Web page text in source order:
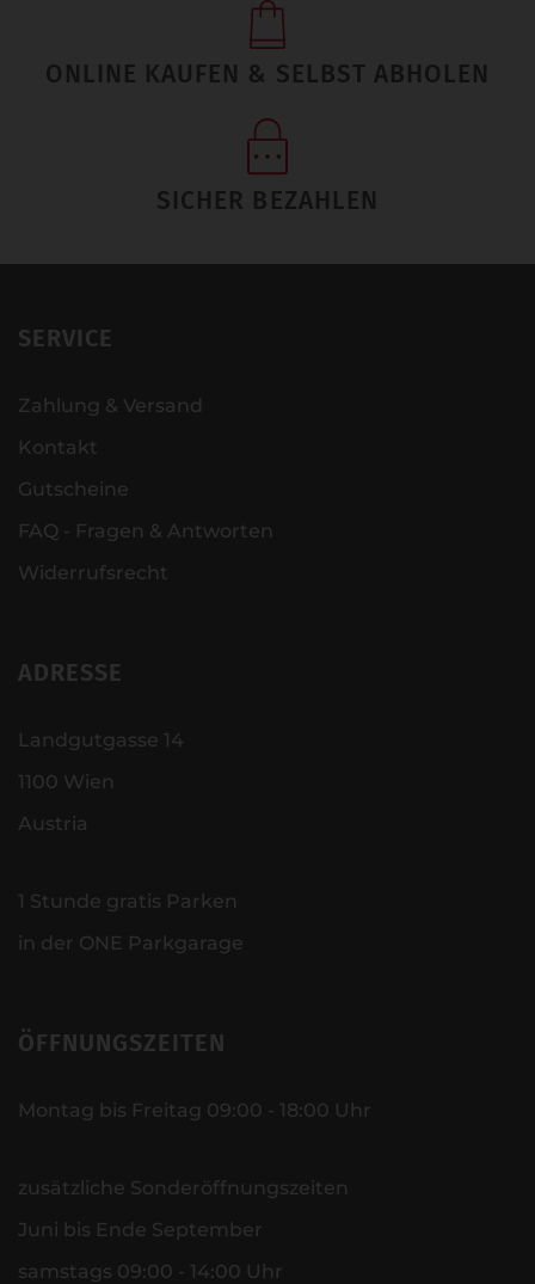
ONLINE KAUFEN & SELBST ABHOLEN
SICHER BEZAHLEN
SERVICE
Zahlung & Versand
Kontakt
Gutscheine
FAQ - Fragen & Antworten
Widerrufsrecht
ADRESSE
Landgutgasse 14
1100 Wien
Austria
1 Stunde gratis Parken
in der ONE Parkgarage
ÖFFNUNGSZEITEN
Montag bis Freitag 09:00 - 18:00 Uhr
zusätzliche Sonderöffnungszeiten
Juni bis Ende September
samstags 09:00 - 14:00 Uhr